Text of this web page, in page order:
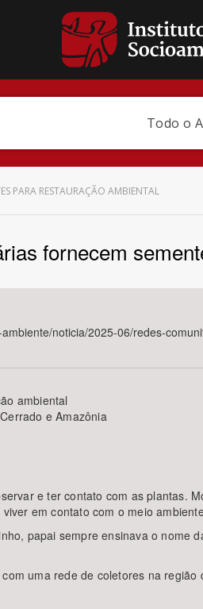
Todo o
PARA RESTAURAÇÃO AMBIENTAL
fornecem
noticia/2025-06/redes-
ambiental
e Amazônia
e ter contato com as plantas.
em contato com o meio
papai sempre ensinava o
uma rede de coletores na